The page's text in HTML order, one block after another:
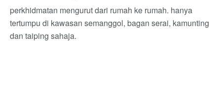
perkhidmatan mengurut dari rumah ke rumah. hanya
tertumpu di kawasan semanggol, bagan serai, kamunting
dan taiping sahaja.